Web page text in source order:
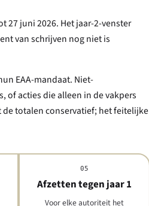
27 juni 2026. Het jaar-2-venster
van schrijven nog niet is
EAA-mandaat. Niet-
of acties die alleen in de vakpers
totalen conservatief; het feitelijke
05
Afzetten tegen jaar 1
Voor elke autoriteit het